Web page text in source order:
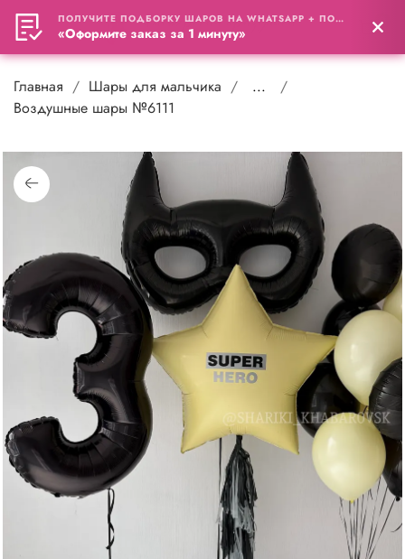
0
Главная Шары для мальчика
...
Воздушные шары №6111
ПОЛУЧИТЕ ПОДБОРКУ ШАРОВ НА WHATSAPP + ПОДАРОК
«Оформите заказ за 1 минуту»